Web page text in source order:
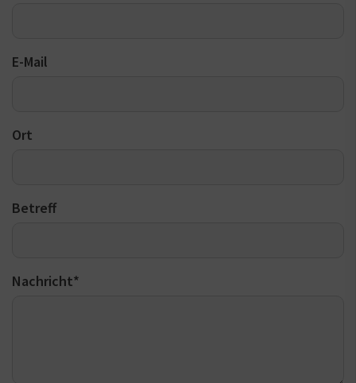
E-Mail
Ort
Betreff
Nachricht*